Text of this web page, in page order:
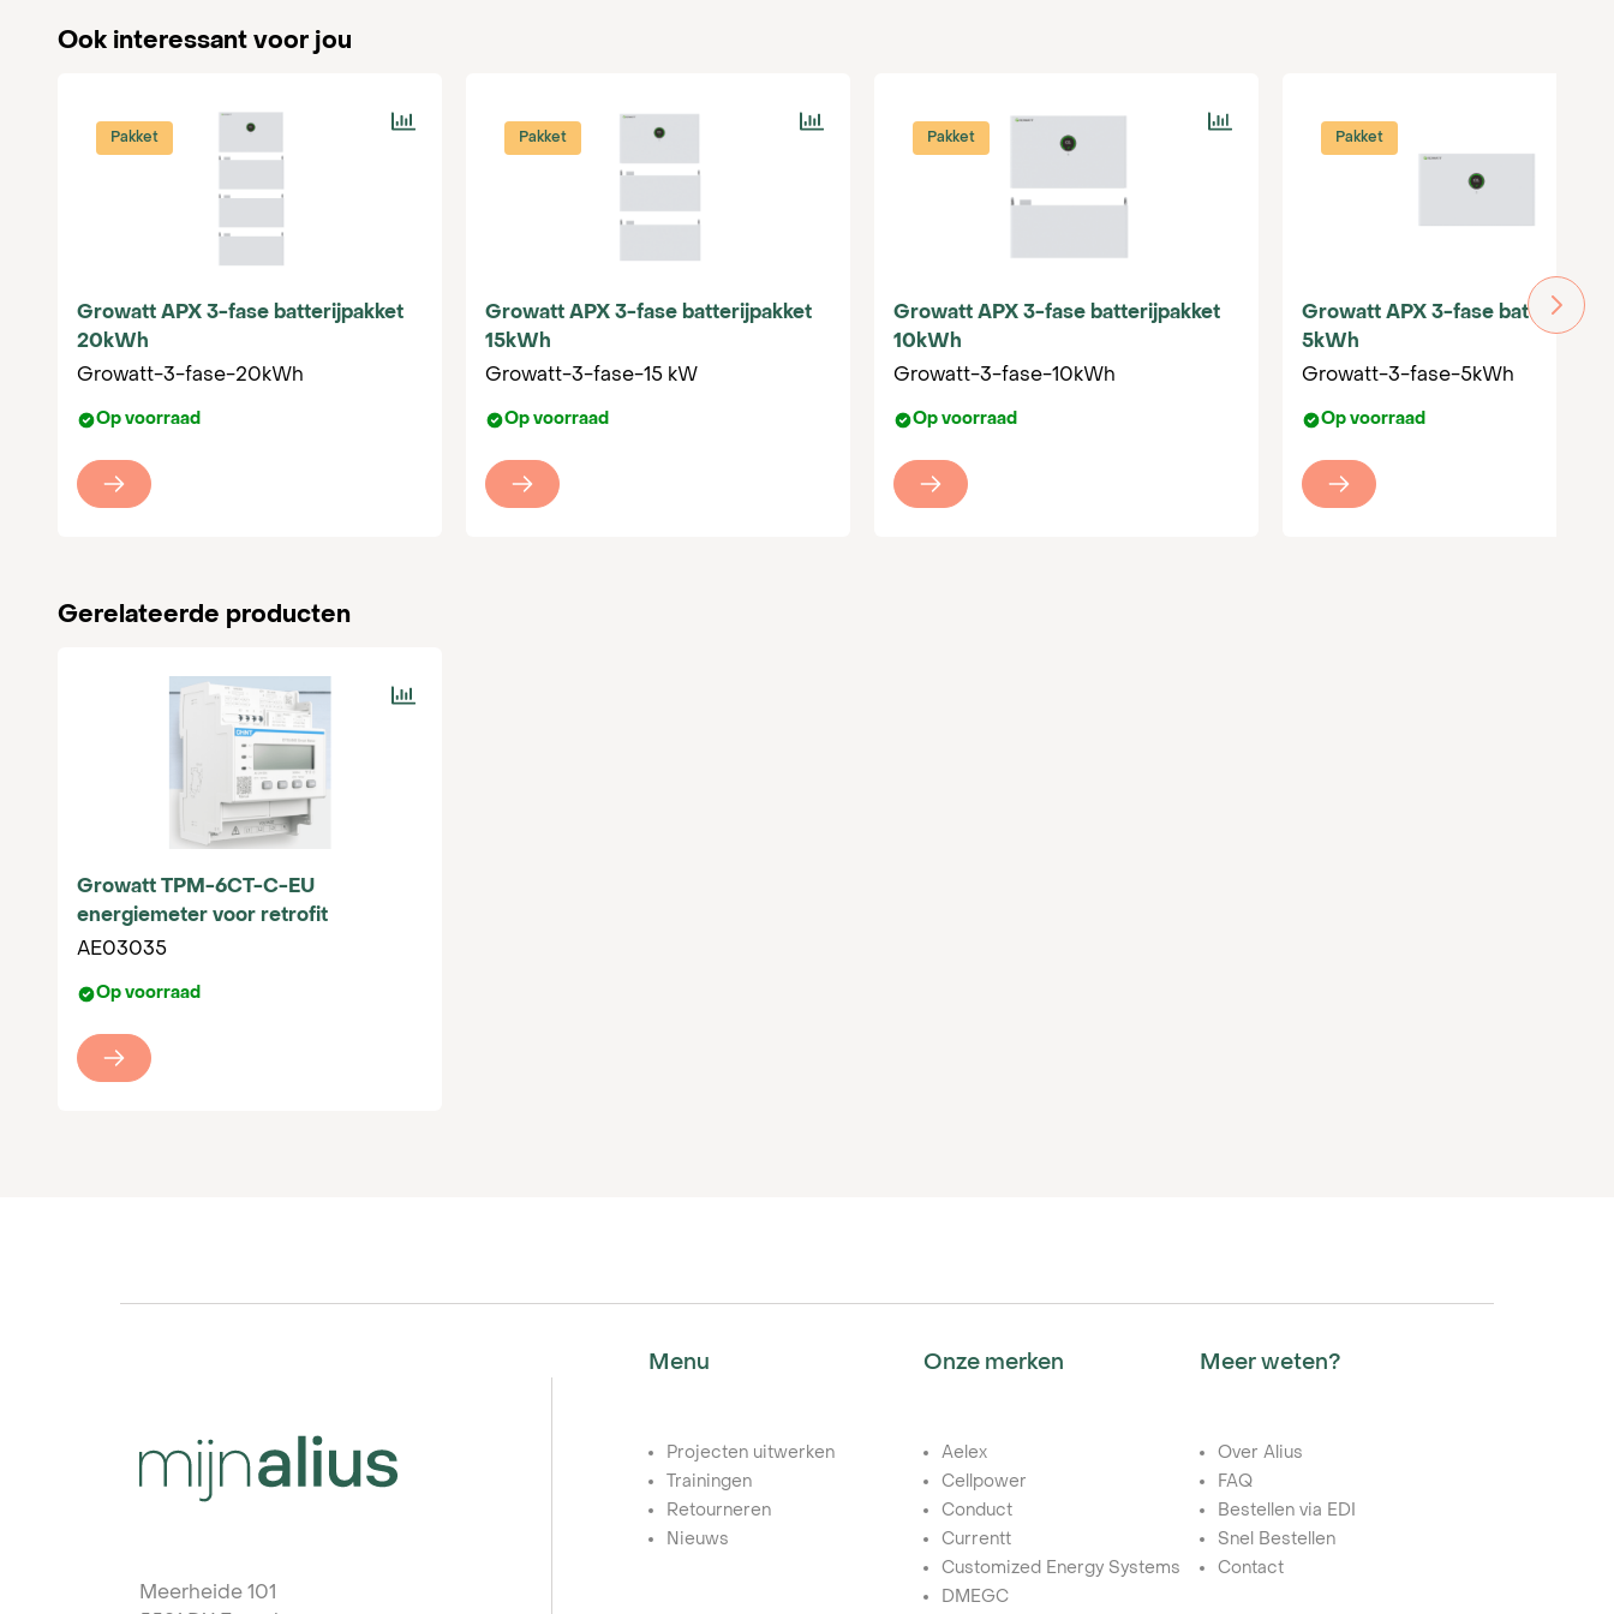
Ook interessant voor jou
Pakket
Growatt APX 3-fase batterijpakket
20kWh
Growatt-3-fase-20kWh
Op voorraad
Pakket
Growatt APX 3-fase batterijpakket
15kWh
Growatt-3-fase-15 kW
Op voorraad
Pakket
Growatt APX 3-fase batterijpakket
10kWh
Growatt-3-fase-10kWh
Op voorraad
Pakket
Growatt APX 3-fase
5kWh
Growatt-3-fase-5kWh
Op voorraad
Gerelateerde producten
Growatt TPM-6CT-C-EU
energiemeter voor retrofit
AE03035
Op voorraad
Meerheide 101
Menu
Projecten uitwerken
Trainingen
Retourneren
Nieuws
Onze merken
Aelex
Cellpower
Conduct
Currentt
Customized Energy Systems
DMEGC
Meer weten?
Over Alius
FAQ
Bestellen via EDI
Snel Bestellen
Contact